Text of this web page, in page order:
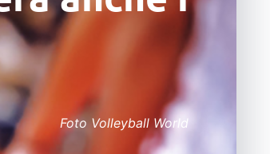
Foto Volleyball World